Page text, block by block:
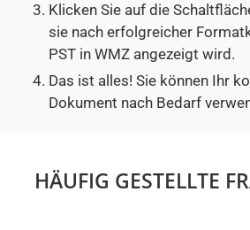
Klicken Sie auf die
sie nach erfolgreicher
PST in WMZ angezeigt wird.
Das ist alles! Sie können Ihr
Dokument nach Bedarf
HÄUFIG GESTELLTE